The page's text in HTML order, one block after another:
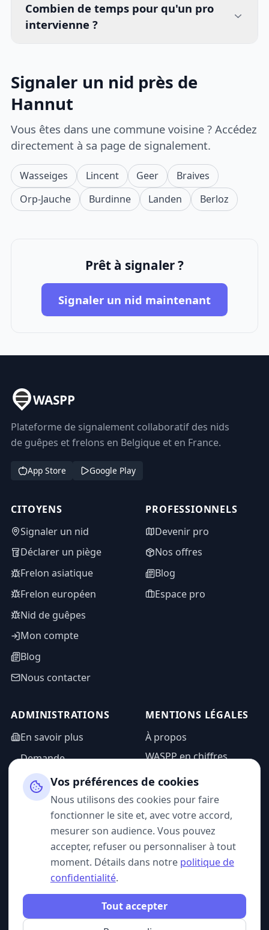
Combien de temps pour qu'un pro
intervienne ?
Signaler un nid près de
Hannut
Vous êtes dans une commune voisine ? Accédez
directement à sa page de signalement.
Wasseiges Lincent Geer
Braives
Orp-Jauche
Burdinne Landen Berloz
Prêt à signaler ?
Signaler un nid maintenant
WASPP
Plateforme de signalement collaboratif des nids
de guêpes et frelons en Belgique et en France.
App Store Google Play
CITOYENS
Signaler un nid
Déclarer un piège
Frelon asiatique
Frelon européen
Nid de guêpes
Mon compte
Blog
Nous contacter
PROFESSIONNELS
Devenir pro
Nos offres
Blog
Espace pro
ADMINISTRATIONS
En savoir plus
Demande
d'information
Espace admin
MENTIONS LÉGALES
À propos
WASPP en chiffres
Mentions légales
Politique de
confidentialité
CGU
SUIVEZ-NOUS
Vos préférences de cookies
Nous utilisons des cookies pour faire
fonctionner le site et, avec votre accord,
mesurer son audience. Vous pouvez
accepter, refuser ou personnaliser à tout
moment. Détails dans notre politique de
confidentialité.
Tout accepter